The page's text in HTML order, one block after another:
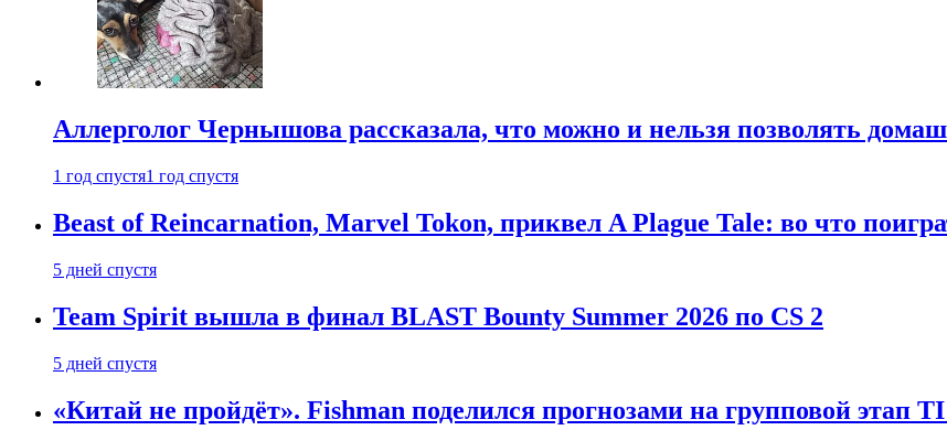
Аллерголог Чернышова рассказала, что можно и нельзя позволять
1 год спустя1 год спустя
Beast of Reincarnation, Marvel Tokon, приквел A Plague Tale: во что
5 дней спустя
Team Spirit вышла в финал BLAST Bounty Summer 2026 по CS 2
5 дней спустя
«Китай не пройдёт». Fishman поделился прогнозами на групповой этап